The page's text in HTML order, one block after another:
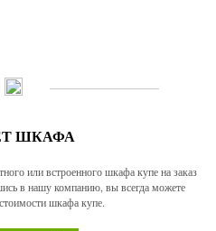
ШКАФА
или встроенного шкафа купе на заказ
в нашу компанию, вы всегда можете
шкафа купе.